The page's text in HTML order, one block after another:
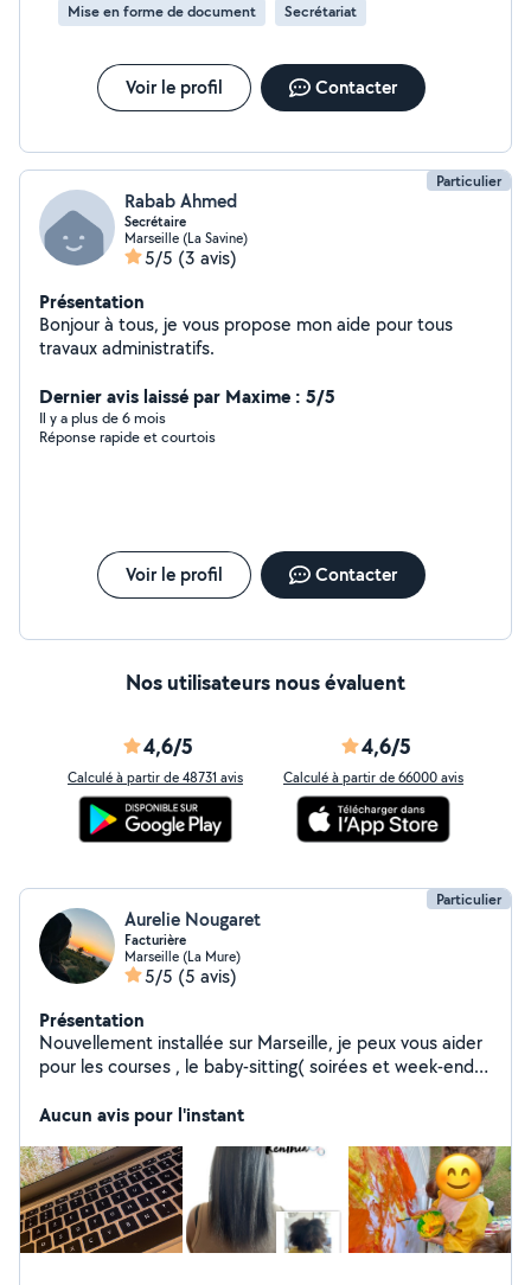
suivi de dossiers administratifs - Aide à la
compréhension de documents officiels - Suivi de
particuliers : actifs débordés, étudiants, indépendants,
et je me déplace également à domicile pour les seniors
d'un accompagnement patient et bienveillant.
Disponible sur Marseille et ses alentours pour les
déplacements, et à distance partout en France.
Réponse rapide garantie !
Mise en forme de document Secrétariat
Voir le profil Contacter
Particulier
Rabab Ahmed
Secrétaire
Marseille (La Savine)
5/5 (3 avis)
Présentation
Bonjour à tous, je vous propose mon aide pour tous
travaux administratifs.
Dernier avis laissé par Maxime : 5/5
Il y a plus de 6 mois
Réponse rapide et courtois
Voir le profil Contacter
Nos utilisateurs nous évaluent
4,6/5
Calculé à partir de 48731 avis
4,6/5
Calculé à partir de 66000 avis
Particulier
Aurelie Nougaret
Facturière
Marseille (La Mure)
5/5 (5 avis)
Présentation
Nouvellement installée sur Marseille, je peux vous aider
pour les courses , le baby-sitting( soirées et week-end )
secrétariat et facturation. Et lissage au tanin
Aucun avis pour l'instant